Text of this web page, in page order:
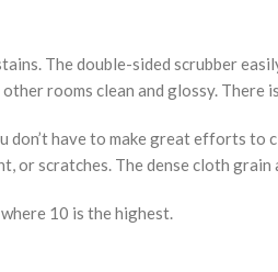
The double-sided scrubber
rooms clean and glossy.
have to make great efforts to
or scratches. The dense cloth
10 is the highest.